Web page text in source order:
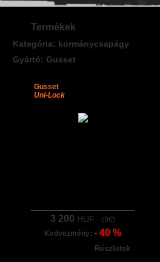
Termékek
Kategória: kormánycsapágy
Gyártó: Gusset
Gusset
Uni-Lock
3 200 HUF
(9€)
Kedvezmény: - 40 %
Részletek